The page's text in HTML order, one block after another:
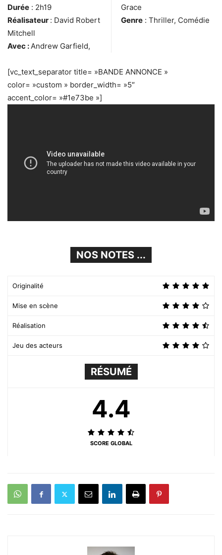
Durée : 2h19
Réalisateur : David Robert
Mitchell
Avec :Andrew Garfield,
Grace
Genre : Thriller, Comédie
[vc_text_separator title= »BANDE ANNONCE »
color= »custom » border_width= »5″
accent_color= »#1e73be »]
NOS NOTES ...
Originalité
Mise en scène
Réalisation
Jeu des acteurs
RÉSUMÉ
4.4
SCORE GLOBAL